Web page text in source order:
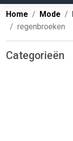
Home Mode
regenbroeken
Categorieën